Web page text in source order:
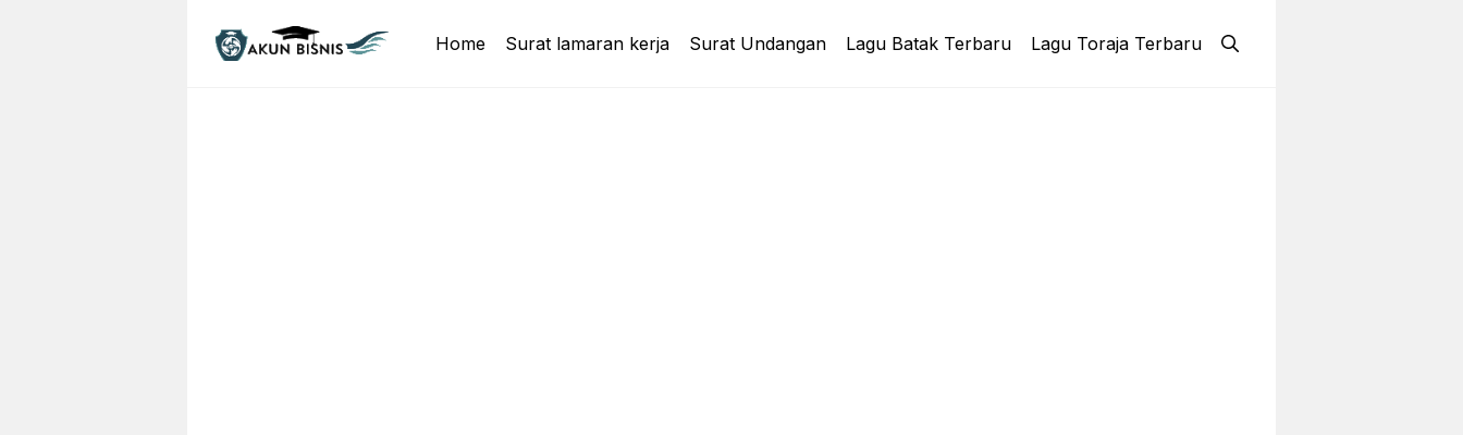
Home Surat lamaran kerja Surat Undangan Lagu Batak Terbaru Lagu Toraja Terbaru